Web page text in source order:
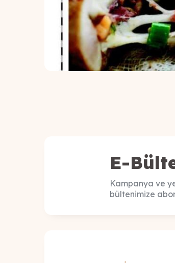
E-
Kampanya ve
bültenimize